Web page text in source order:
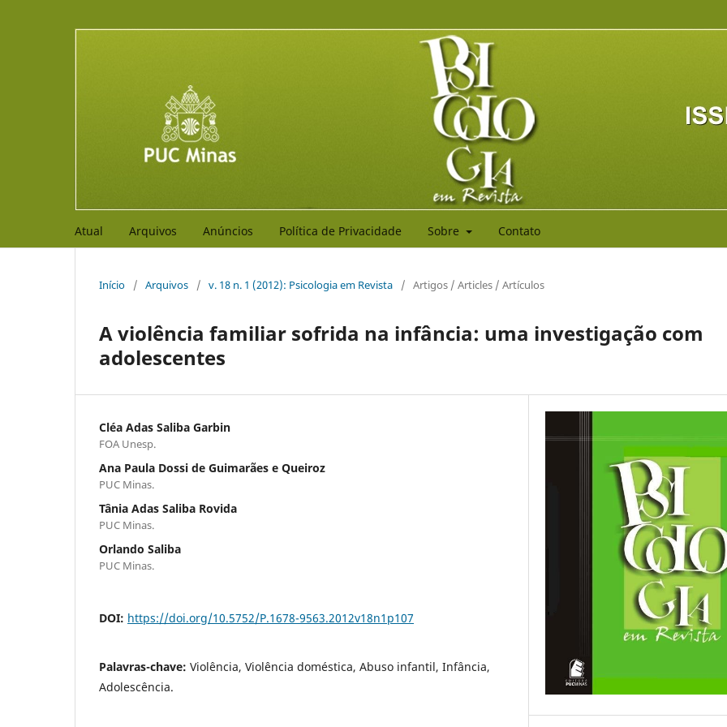
Atual Arquivos Anúncios Política de Privacidade Sobre Contato
Início / Arquivos / v. 18 n. 1 (2012): Psicologia em Revista / Artigos / Articles / Artículos
A violência familiar sofrida na infância: uma investigação com
adolescentes
Cléa Adas Saliba Garbin
FOA Unesp.
Ana Paula Dossi de Guimarães e Queiroz
PUC Minas.
Tânia Adas Saliba Rovida
PUC Minas.
Orlando Saliba
PUC Minas.
DOI: https://doi.org/10.5752/P.1678-9563.2012v18n1p107
Palavras-chave: Violência, Violência doméstica, Abuso infantil, Infância,
Adolescência.